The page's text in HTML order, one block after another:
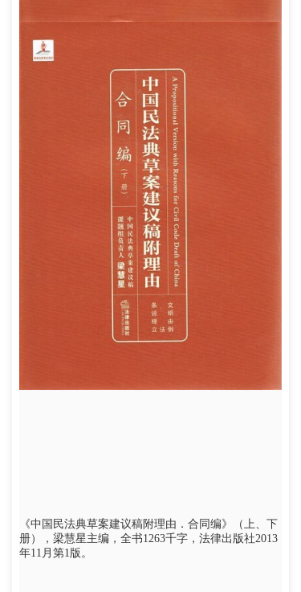
《中国民法典草案建议稿附理由．合同编》（上、下
册），梁慧星主编，全书1263千字，法律出版社2013
年11月第1版。